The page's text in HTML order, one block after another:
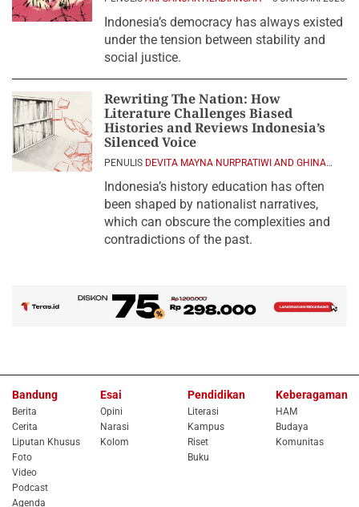
Indonesia’s democracy has always existed
under the tension between stability and
social justice.
Rewriting The Nation: How
Literature Challenges Biased
Histories and Reviews Indonesia’s
Silenced Voice
PENULIS DEVITA MAYNA NURPRATIWI AND GHINA
Indonesia’s history education has often
been shaped by nationalist narratives,
which can obscure the complexities and
contradictions of the past.
Bandung
Berita
Cerita
Liputan Khusus
Foto
Video
Podcast
Agenda
Esai
Opini
Narasi
Kolom
Pendidikan
Literasi
Kampus
Riset
Buku
Keberagaman
HAM
Budaya
Komunitas